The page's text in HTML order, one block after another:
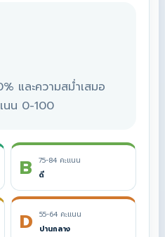
และความสม่ำเสมอ
นน 0-100
B
75-84 คะแนน
ดี
D
55-64 คะแนน
ปานกลาง